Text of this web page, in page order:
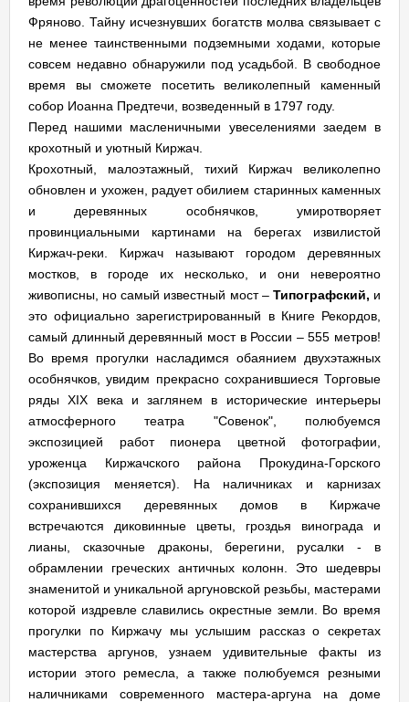
Фряново. Тайну исчезнувших богатств молва связывает с
не менее таинственными подземными ходами, которые
совсем недавно обнаружили под усадьбой. В свободное
время вы сможете посетить великолепный каменный
собор Иоанна Предтечи, возведенный в 1797 году.
Перед нашими масленичными увеселениями заедем в
крохотный и уютный Киржач.
Крохотный, малоэтажный, тихий Киржач великолепно
обновлен и ухожен, радует обилием старинных каменных
и деревянных особнячков, умиротворяет
провинциальными картинами на берегах извилистой
Киржач-реки. Киржач называют городом деревянных
мостков, в городе их несколько, и они невероятно
живописны, но самый известный мост –Типографский, и
это официально зарегистрированный в Книге Рекордов,
самый длинный деревянный мост в России – 555 метров!
Во время прогулки насладимся обаянием двухэтажных
особнячков, увидим прекрасно сохранившиеся Торговые
ряды XIX века и заглянем в исторические интерьеры
атмосферного театра "Совенок", полюбуемся
экспозицией работ пионера цветной фотографии,
уроженца Киржачского района Прокудина-Горского
(экспозиция меняется). На наличниках и карнизах
сохранившихся деревянных домов в Киржаче
встречаются диковинные цветы, гроздья винограда и
лианы, сказочные драконы, берегини, русалки - в
обрамлении греческих античных колонн. Это шедевры
знаменитой и уникальной аргуновской резьбы, мастерами
которой издревле славились окрестные земли. Во время
прогулки по Киржачу мы услышим рассказ о секретах
мастерства аргунов, узнаем удивительные факты из
истории этого ремесла, а также полюбуемся резными
наличниками современного мастера-аргуна на доме